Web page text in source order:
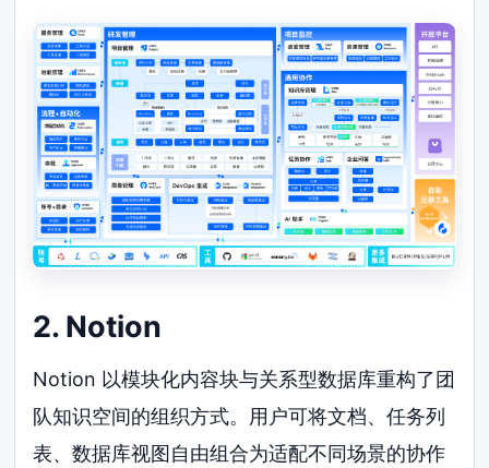
2. Notion
Notion 以模块化内容块与关系型数据库重构了团
队知识空间的组织方式。用户可将文档、任务列
表、数据库视图自由组合为适配不同场景的协作